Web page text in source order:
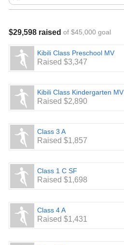
Schülersprecher 22/23
$29,598 raised of $45,000 goal
Kibili Class Preschool MV
Raised $3,347
Kibili Class Kindergarten MV
Raised $2,890
Class 3 A
Raised $1,857
Class 1 C SF
Raised $1,698
Class 4 A
Raised $1,431